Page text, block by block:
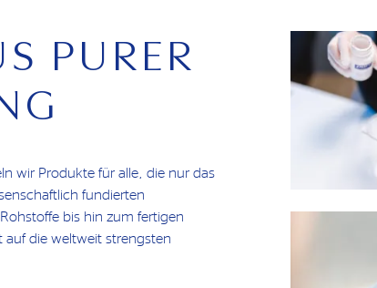
PURER
wir Produkte für alle, die nur das
fundierten
bis hin zum fertigen
auf die weltweit strengsten